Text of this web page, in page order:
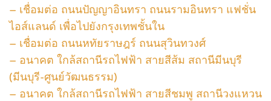
– เชื่อมต่อ ถนนปัญญาอินทรา ถนนรามอินทรา แฟชั่น
ไอส์แลนด์ เพื่อไปยังกรุงเทพชั้นใน
– เชื่อมต่อ ถนนหทัยราษฎร์ ถนนสุวินทวงศ์
– อนาคต ใกล้สถานีรถไฟฟ้า สายสีส้ม สถานีมีนบุรี
(มีนบุรี-ศูนย์วัฒนธรรม)
– อนาคต ใกล้สถานีรถไฟฟ้า สายสีชมพู สถานีวงแหวน